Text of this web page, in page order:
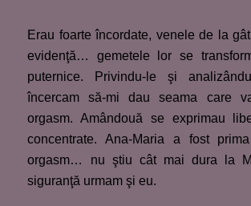
Erau foarte încordate, venele de la
evidenţă… gemetele lor se
puternice. Privindu-le şi
încercam să-mi dau seama care
orgasm. Amândouă se exprimau
concentrate. Ana-Maria a fost
orgasm… nu ştiu cât mai dura la
siguranţă urmam şi eu.